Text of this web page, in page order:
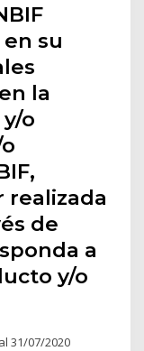
su
la
o
realizada
de
a
y/o
31/07/2020